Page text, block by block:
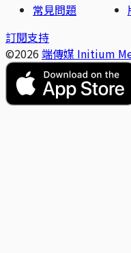
常見問題
訂閱支持
©2026 端傳媒 Initium